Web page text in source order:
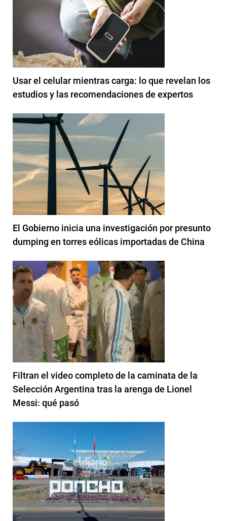
Usar el celular mientras carga: lo que revelan los
estudios y las recomendaciones de expertos
El Gobierno inicia una investigación por presunto
dumping en torres eólicas importadas de China
Filtran el video completo de la caminata de la
Selección Argentina tras la arenga de Lionel
Messi: qué pasó